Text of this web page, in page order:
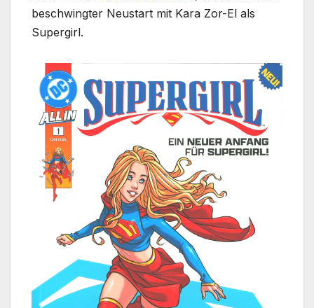
beschwingter Neustart mit Kara Zor-El als
Supergirl.